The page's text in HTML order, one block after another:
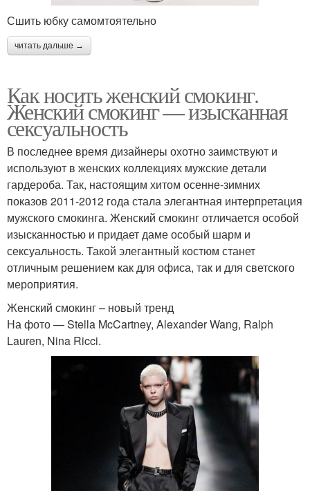
Сшить юбку самомтоятельно
читать дальше →
Как носить женский смокинг.
Женский смокинг — изысканная
сексуальность
В последнее время дизайнеры охотно заимствуют и
используют в женских коллекциях мужские детали
гардероба. Так, настоящим хитом осенне-зимних
показов 2011-2012 года стала элегантная интерпретация
мужского смокинга. Женский смокинг отличается особой
изысканностью и придает даме особый шарм и
сексуальность. Такой элегантный костюм станет
отличным решением как для офиса, так и для светского
мероприятия.
Женский смокинг – новый тренд
На фото — Stella McCartney, Alexander Wang, Ralph
Lauren, Nina Ricci.